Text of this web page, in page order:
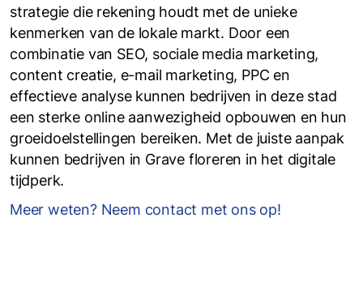
strategie die rekening houdt met de unieke
kenmerken van de lokale markt. Door een
combinatie van SEO, sociale media marketing,
content creatie, e-mail marketing, PPC en
effectieve analyse kunnen bedrijven in deze stad
een sterke online aanwezigheid opbouwen en hun
groeidoelstellingen bereiken. Met de juiste aanpak
kunnen bedrijven in Grave floreren in het digitale
tijdperk.
Meer weten? Neem contact met ons op!